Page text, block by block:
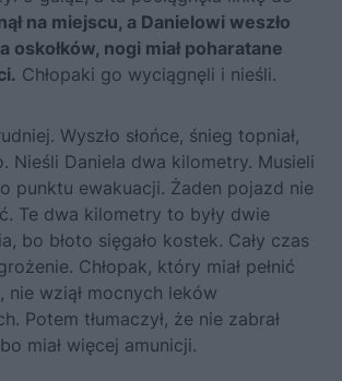
na miejscu, a Danielowi weszło
oskołków, nogi miał poharatane
Chłopaki go wyciągnęli i nieśli.
Wyszło słońce, śnieg topniał,
Nieśli Daniela dwa kilometry. Musieli
punktu ewakuacji. Żaden pojazd nie
Te dwa kilometry to były dwie
bo błoto sięgało kostek. Cały czas
Chłopak, który miał pełnić
nie wziął mocnych leków
Potem tłumaczył, że nie zabrał
miał więcej amunicji.